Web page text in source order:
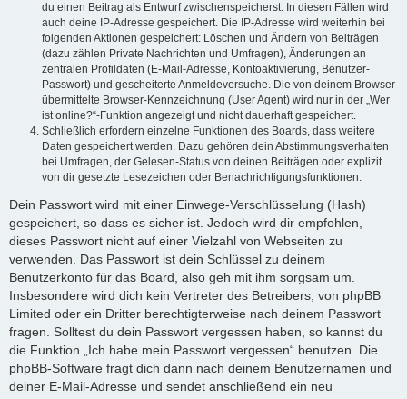
du einen Beitrag als Entwurf zwischenspeicherst. In diesen Fällen wird
auch deine IP-Adresse gespeichert. Die IP-Adresse wird weiterhin bei
folgenden Aktionen gespeichert: Löschen und Ändern von Beiträgen
(dazu zählen Private Nachrichten und Umfragen), Änderungen an
zentralen Profildaten (E-Mail-Adresse, Kontoaktivierung, Benutzer-
Passwort) und gescheiterte Anmeldeversuche. Die von deinem Browser
übermittelte Browser-Kennzeichnung (User Agent) wird nur in der „Wer
ist online?“-Funktion angezeigt und nicht dauerhaft gespeichert.
Schließlich erfordern einzelne Funktionen des Boards, dass weitere
Daten gespeichert werden. Dazu gehören dein Abstimmungsverhalten
bei Umfragen, der Gelesen-Status von deinen Beiträgen oder explizit
von dir gesetzte Lesezeichen oder Benachrichtigungsfunktionen.
Dein Passwort wird mit einer Einwege-Verschlüsselung (Hash)
gespeichert, so dass es sicher ist. Jedoch wird dir empfohlen,
dieses Passwort nicht auf einer Vielzahl von Webseiten zu
verwenden. Das Passwort ist dein Schlüssel zu deinem
Benutzerkonto für das Board, also geh mit ihm sorgsam um.
Insbesondere wird dich kein Vertreter des Betreibers, von phpBB
Limited oder ein Dritter berechtigterweise nach deinem Passwort
fragen. Solltest du dein Passwort vergessen haben, so kannst du
die Funktion „Ich habe mein Passwort vergessen“ benutzen. Die
phpBB-Software fragt dich dann nach deinem Benutzernamen und
deiner E-Mail-Adresse und sendet anschließend ein neu